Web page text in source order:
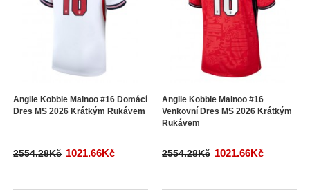
Anglie Kobbie Mainoo #16 Domácí
Dres MS 2026 Krátkým Rukávem
2554.28Kč 1021.66Kč
Anglie Kobbie Mainoo #16
Venkovní Dres MS 2026 Krátkým
Rukávem
2554.28Kč 1021.66Kč